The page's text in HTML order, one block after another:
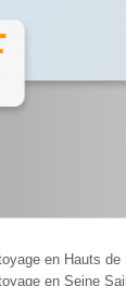
en Hauts de
en Seine